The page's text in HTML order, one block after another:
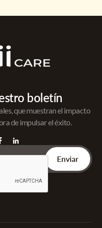
boletín
que muestran el impacto
de impulsar el éxito.